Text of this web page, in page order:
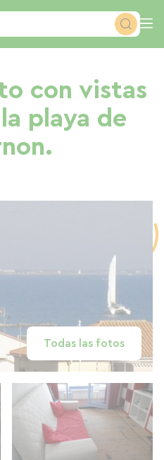
con vistas
playa de
Todas las fotos